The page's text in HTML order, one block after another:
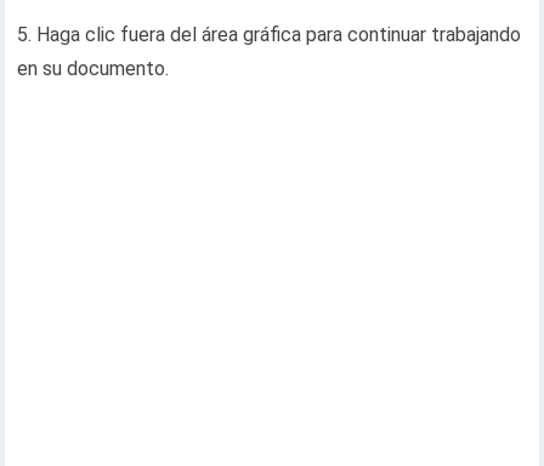
5. Haga clic fuera del área gráfica para continuar trabajando
en su documento.